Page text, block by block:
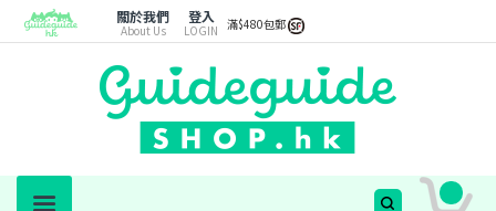
關於我們
About Us
登入
LOGIN 滿$480包郵